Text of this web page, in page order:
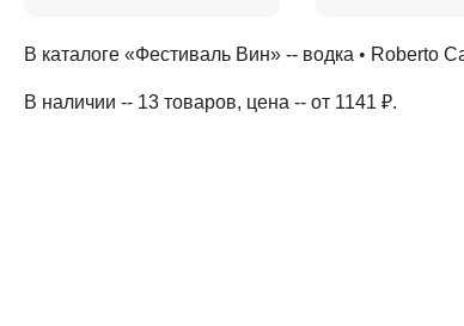
В каталоге «Фестиваль Вин» -- водка • Roberto
В наличии -- 13 товаров, цена -- от 1141 ₽.